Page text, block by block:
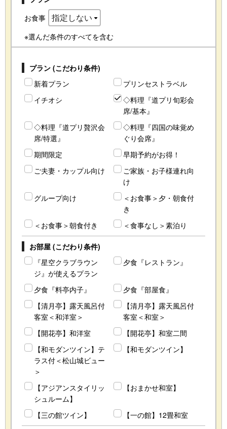
お食事
※選んだ条件のすべてを含む
プラン (こだわり条件)
新着プラン
プリンセストラベル
イチオシ
◇料理『道プリ旬彩会
席/基本』
◇料理『道プリ贅沢会
席/特選』
◇料理『四国の味覚め
ぐり会席』
期間限定
早期予約がお得！
ご夫妻・カップル向け
ご家族・お子様連れ向
け
グループ向け
＜お食事＞夕・朝食付
き
＜お食事＞朝食付き
＜食事なし＞素泊り
お部屋 (こだわり条件)
『星空クラブラウン
ジ』が使えるプラン
夕食『レストラン』
夕食『料亭内子』
夕食『部屋食』
【清月亭】露天風呂付
客室＜和洋室＞
【清月亭】露天風呂付
客室＜和室＞
【開花亭】和洋室
【開花亭】和室二間
【和モダンツイン】テ
ラス付＜松山城ビュー
＞
【和モダンツイン】
【アジアンスタイリッ
シュルーム】
【おまかせ和室】
【三の館ツイン】 【一の館】12畳和室